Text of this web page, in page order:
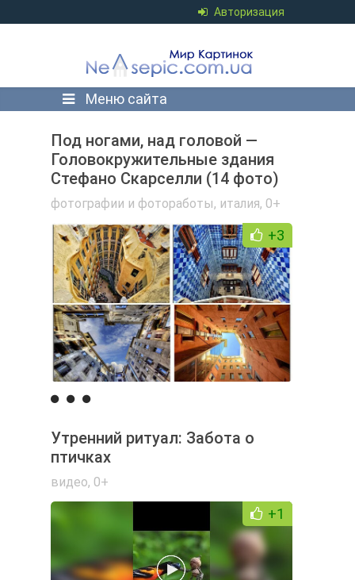
Авторизация
Меню сайта
Под ногами, над головой —
Головокружительные здания
Стефано Скарселли (14 фото)
фотографии и фотоработы, италия, 0+
+3
Утренний ритуал: Забота о
птичках
видео, 0+
+1